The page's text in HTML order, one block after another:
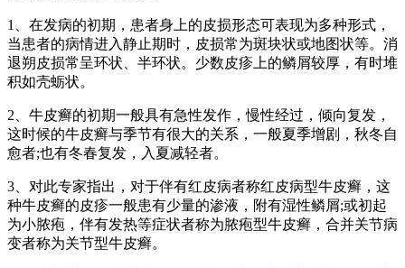
1、在发病的初期，患者身上的皮损形态可表现为多种形式，
当患者的病情进入静止期时，皮损常为斑块状或地图状等。消
退朔皮损常呈环状、半环状。少数皮疹上的鳞屑较厚，有时堆
积如壳蛎状。
2、牛皮癣的初期一般具有急性发作，慢性经过，倾向复发，
这时候的牛皮癣与季节有很大的关系，一般夏季增剧，秋冬自
愈者;也有冬春复发，入夏减轻者。
3、对此专家指出，对于伴有红皮病者称红皮病型牛皮癣，这
种牛皮癣的皮疹一般患有少量的渗液，附有湿性鳞屑;或初起
为小脓疱，伴有发热等症状者称为脓疱型牛皮癣，合并关节病
变者称为关节型牛皮癣。